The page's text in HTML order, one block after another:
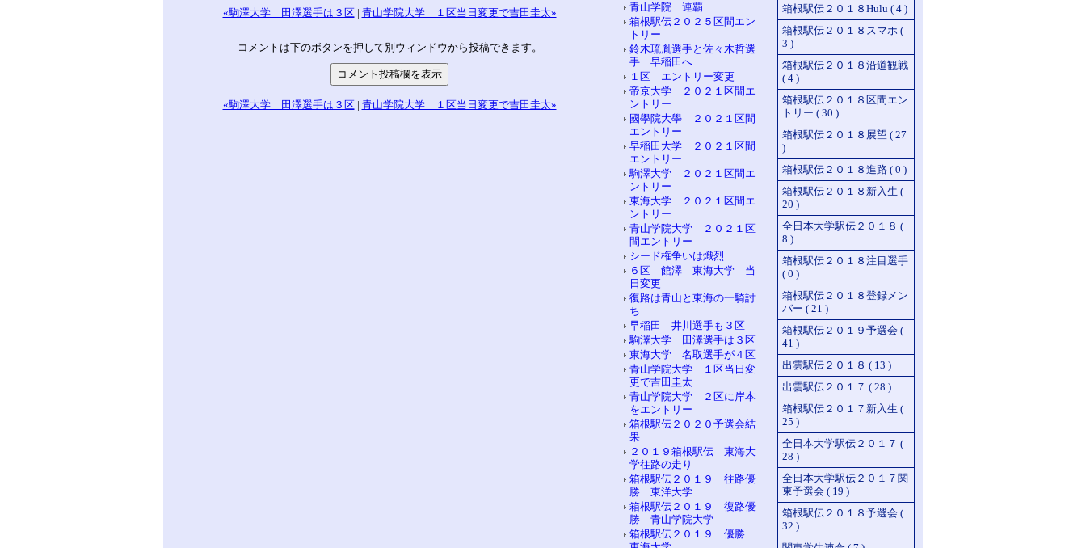
«駒澤大学 田澤選手は３区| 青山学院大学 １区当日変更で吉田圭太»
コメントは下のボタンを押して別ウィンドウから投稿できます。
«駒澤大学 田澤選手は３区| 青山学院大学 １区当日変更で吉田圭太»
青山学院 連覇
箱根駅伝２０２５区間エン
トリー
鈴木琉胤選手と佐々木哲選
手 早稲田へ
１区 エントリー変更
帝京大学 ２０２１区間エ
ントリー
國學院大學 ２０２１区間
エントリー
早稲田大学 ２０２１区間
エントリー
駒澤大学 ２０２１区間エ
ントリー
東海大学 ２０２１区間エ
ントリー
青山学院大学 ２０２１区
間エントリー
シード権争いは熾烈
６区 館澤 東海大学 当
日変更
復路は青山と東海の一騎討
ち
早稲田 井川選手も３区
駒澤大学 田澤選手は３区
東海大学 名取選手が４区
青山学院大学 １区当日変
更で吉田圭太
青山学院大学 ２区に岸本
をエントリー
箱根駅伝２０２０予選会結
果
２０１９箱根駅伝 東海大
学往路の走り
箱根駅伝２０１９ 往路優
勝 東洋大学
箱根駅伝２０１９ 復路優
勝 青山学院大学
箱根駅伝２０１９ 優勝
箱根駅伝２０１８Hulu ( 4 )
箱根駅伝２０１８スマホ (
3 )
箱根駅伝２０１８沿道観戦
( 4 )
箱根駅伝２０１８区間エン
トリー ( 30 )
箱根駅伝２０１８展望 ( 27
)
箱根駅伝２０１８進路 ( 0 )
箱根駅伝２０１８新入生 (
20 )
全日本大学駅伝２０１８ (
8 )
箱根駅伝２０１８注目選手
( 0 )
箱根駅伝２０１８登録メン
バー ( 21 )
箱根駅伝２０１９予選会 (
41 )
出雲駅伝２０１８ ( 13 )
出雲駅伝２０１７ ( 28 )
箱根駅伝２０１７新入生 (
25 )
全日本大学駅伝２０１７ (
28 )
全日本大学駅伝２０１７関
東予選会 ( 19 )
箱根駅伝２０１８予選会 (
32 )